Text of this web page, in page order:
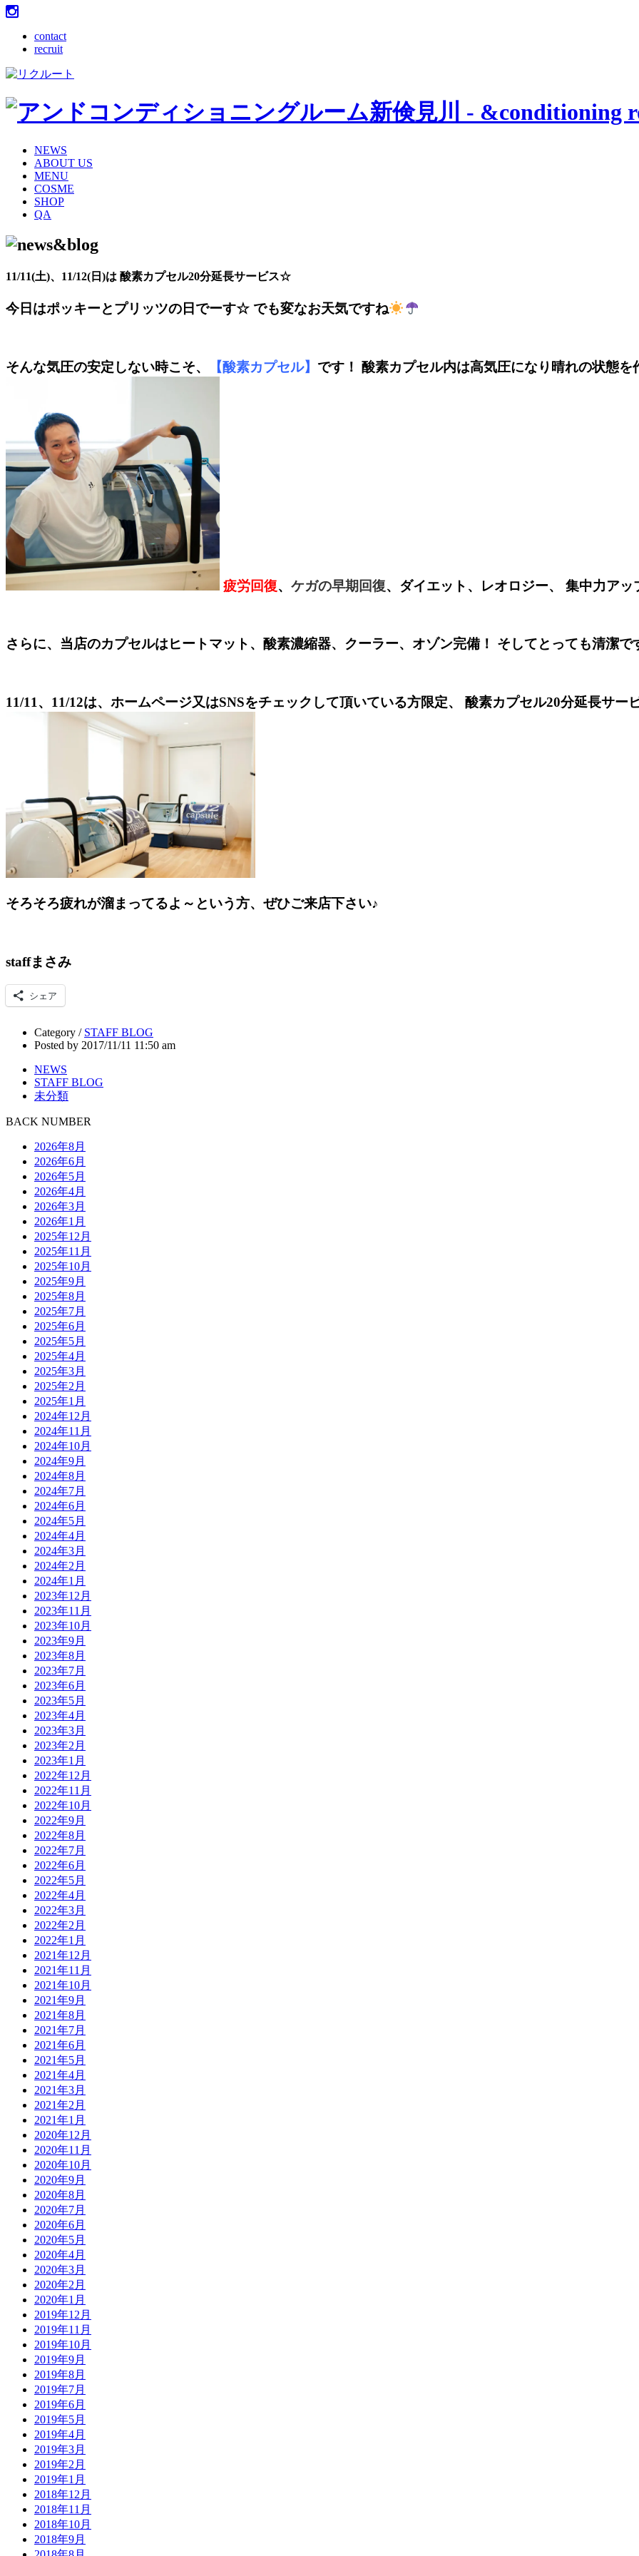
contact
recruit
NEWS
ABOUT US
MENU
COSME
SHOP
QA
11/11(土)、11/12(日)は 酸素カプセル20分延長サービス☆
今日はポッキーとプリッツの日でーす☆ でも変なお天気ですね
そんな気圧の安定しない時こそ、 【酸素カプセル】 です！ 酸素カプセル内は高気圧になり晴れの状態
疲労回復、 ケガの早期回復、ダイエット、レオロジー、 集中力ア
さらに、当店のカプセルはヒートマット、酸素濃縮器、クーラー、オゾン完備！ そしてとっても清潔で
11/11、11/12は、ホームページ又はSNSをチェックして頂いている方限定、 酸素カプセル20分延長サー
そろそろ疲れが溜まってるよ～という方、ぜひご来店下さい♪
staffまさみ
シェア
Category / STAFF BLOG
Posted by 2017/11/11 11:50 am
NEWS
STAFF BLOG
未分類
BACK NUMBER
2026年8月
2026年6月
2026年5月
2026年4月
2026年3月
2026年1月
2025年12月
2025年11月
2025年10月
2025年9月
2025年8月
2025年7月
2025年6月
2025年5月
2025年4月
2025年3月
2025年2月
2025年1月
2024年12月
2024年11月
2024年10月
2024年9月
2024年8月
2024年7月
2024年6月
2024年5月
2024年4月
2024年3月
2024年2月
2024年1月
2023年12月
2023年11月
2023年10月
2023年9月
2023年8月
2023年7月
2023年6月
2023年5月
2023年4月
2023年3月
2023年2月
2023年1月
2022年12月
2022年11月
2022年10月
2022年9月
2022年8月
2022年7月
2022年6月
2022年5月
2022年4月
2022年3月
2022年2月
2022年1月
2021年12月
2021年11月
2021年10月
2021年9月
2021年8月
2021年7月
2021年6月
2021年5月
2021年4月
2021年3月
2021年2月
2021年1月
2020年12月
2020年11月
2020年10月
2020年9月
2020年8月
2020年7月
2020年6月
2020年5月
2020年4月
2020年3月
2020年2月
2020年1月
2019年12月
2019年11月
2019年10月
2019年9月
2019年8月
2019年7月
2019年6月
2019年5月
2019年4月
2019年3月
2019年2月
2019年1月
2018年12月
2018年11月
2018年10月
2018年9月